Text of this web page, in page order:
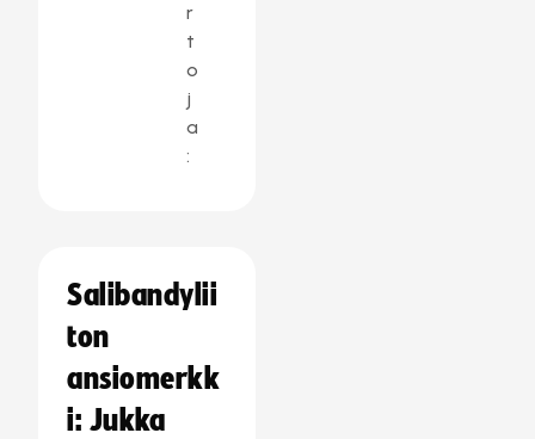
r
t
o
j
a
:
Salibandylii
ton
ansiomerkk
i: Jukka